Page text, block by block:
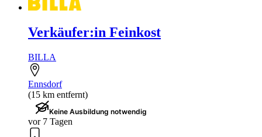
Verkäufer:in Feinkost
BILLA
Ennsdorf
(15 km entfernt)
Keine Ausbildung notwendig
vor 7 Tagen